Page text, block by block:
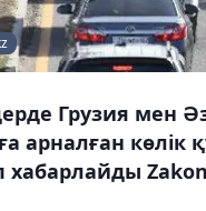
Грузия мен
арналған
хабарлайды